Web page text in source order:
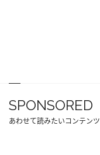
SPONSORED
あわせて読みたいコンテンツ